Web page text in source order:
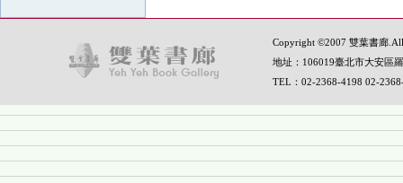
Copyright ©2007 雙葉書廊.All
地址：106019臺北市大安區
TEL：02-2368-4198 02-